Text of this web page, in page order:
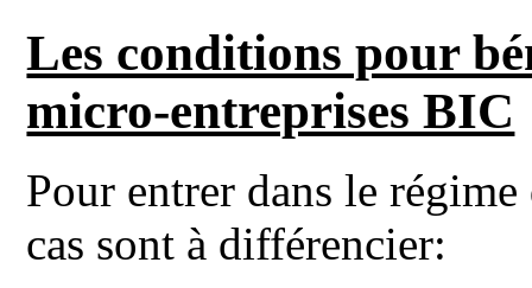
Les conditions pour
micro-entreprises BIC
Pour entrer dans le
cas sont à différencier: